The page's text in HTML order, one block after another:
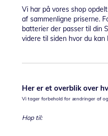
Vi har på vores shop
af sammenligne priserne.
batterier der passer til din
videre til siden hvor du kan
Her er et overblik over
Vi tager forbehold for ændringer af
Hop til: